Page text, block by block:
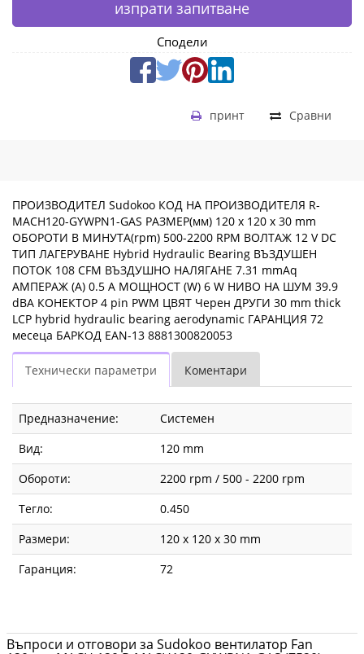
изпрати запитване
Сподели
Сравни
принт
ПРОИЗВОДИТЕЛ Sudokoo КОД НА ПРОИЗВОДИТЕЛЯ R-
MACH120-GYWPN1-GAS РАЗМЕР(мм) 120 x 120 x 30 mm
ОБОРОТИ В МИНУТА(rpm) 500-2200 RPM ВОЛТАЖ 12 V DC
ТИП ЛАГЕРУВАНЕ Hybrid Hydraulic Bearing ВЪЗДУШЕН
ПОТОК 108 CFM ВЪЗДУШНО НАЛЯГАНЕ 7.31 mmAq
АМПЕРАЖ (A) 0.5 A МОЩНОСТ (W) 6 W НИВО НА ШУМ 39.9
dBA КОНЕКТОР 4 pin PWM ЦВЯТ Черен ДРУГИ 30 mm thick
LCP hybrid hydraulic bearing aerodynamic ГАРАНЦИЯ 72
месеца БАРКОД EAN-13 8881300820053
Технически параметри Коментари
Предназначение:
Системен
Вид:
120 mm
Обороти:
2200 rpm / 500 - 2200 rpm
Тегло:
0.450
Размери:
120 x 120 x 30 mm
Гаранция:
72
Въпроси и отговори за Sudokoo вентилатор Fan